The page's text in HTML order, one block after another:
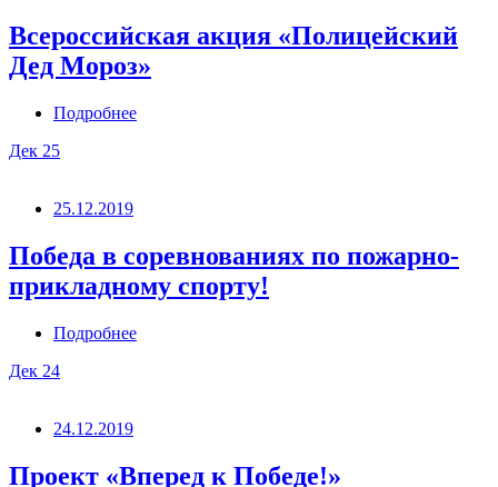
Всероссийская акция «Полицейский
Дед Мороз»
Подробнее
Дек 25
25.12.2019
Победа в соревнованиях по пожарно-
прикладному спорту!
Подробнее
Дек 24
24.12.2019
Проект «Вперед к Победе!»